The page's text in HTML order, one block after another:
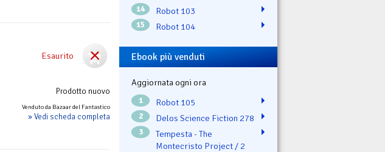
Esaurito
Prodotto nuovo
Venduto da Bazaar del Fantastico
» Vedi scheda completa
14 Robot 103
15 Robot 104
Ebook più venduti
Aggiornata ogni ora
1 Robot 105
2 Delos Science Fiction 278
3
Tempesta - The
Montecristo Project / 2